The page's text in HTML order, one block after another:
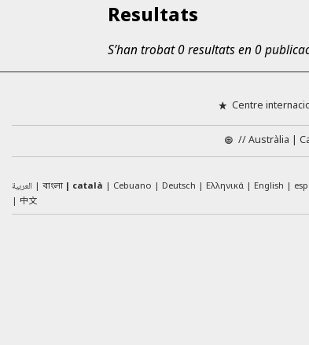
Resultats
S’han trobat 0 resultats en 0
Centre
//Austràlia
العربية বাংলা català Cebuano Deutsch Ελληνικά English
中文